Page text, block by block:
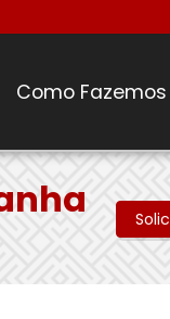
Como Fazemos